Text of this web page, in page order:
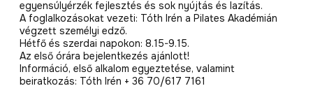
egyensúlyérzék fejlesztés és sok nyújtás és lazítás.
A foglalkozásokat vezeti: Tóth Irén a Pilates Akadémián
végzett személyi edző.
Hétfő és szerdai napokon: 8.15-9.15.
Az első órára bejelentkezés ajánlott!
Információ, első alkalom egyeztetése, valamint
beiratkozás: Tóth Irén + 36 70/617 7161